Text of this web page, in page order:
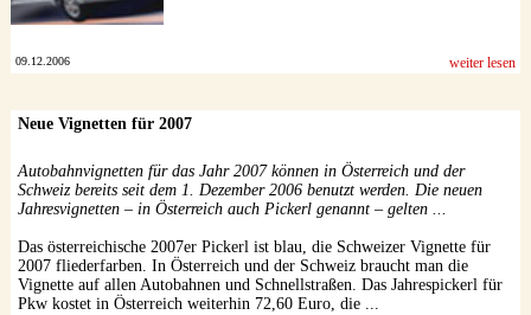
09.12.2006 weiter lesen
Neue Vignetten für 2007
Autobahnvignetten für das Jahr 2007 können in Österreich und der
Schweiz bereits seit dem 1. Dezember 2006 benutzt werden. Die neuen
Jahresvignetten – in Österreich auch Pickerl genannt – gelten ...
Das österreichische 2007er Pickerl ist blau, die Schweizer Vignette für
2007 fliederfarben. In Österreich und der Schweiz braucht man die
Vignette auf allen Autobahnen und Schnellstraßen. Das Jahrespickerl für
Pkw kostet in Österreich weiterhin 72,60 Euro, die ...